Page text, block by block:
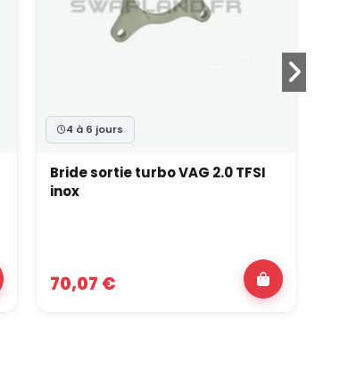
4 à 6 jours
Bride sortie turbo VAG 2.0 TFSI
inox
70,07 €